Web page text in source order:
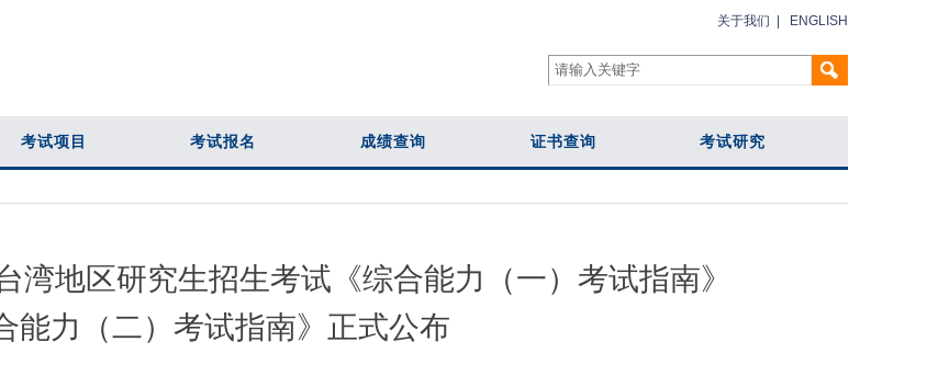
关于我们 ENGLISH
考试项目 考试报名 成绩查询 证书查询 考试研究
湾地区研究生招生考试《综合能力（一）考试指南》
能力（二）考试指南》正式公布